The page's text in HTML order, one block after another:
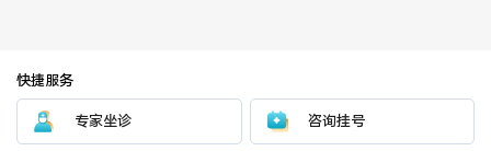
快捷服务
专家坐诊 咨询挂号